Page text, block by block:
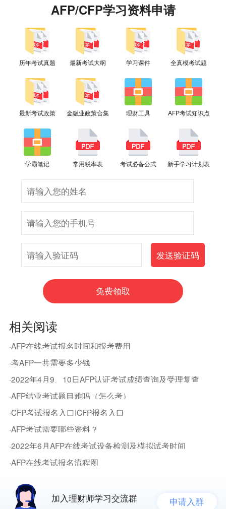
AFP/CFP学习资料申请
历年考试真题 最新考试大纲 学习课件 全真模考试题
最新考试政策 金融业政策合集 理财工具 AFP考试知识点
学霸笔记 常用税率表 考试必备公式 新手学习计划表
相关阅读
·AFP在线考试报名时间和报考费用
·考AFP一共需要多少钱
·2022年4月9、10日AFP认证考试成绩查询及受理复查
·AFP结业考试题目难吗（怎么考）
·CFP考试报名入口|CFP报名入口
·AFP考试需要哪些资料？
·2022年6月AFP在线考试设备检测及模拟试考时间
·AFP在线考试报名流程图
加入理财师学习交流群
申请入群